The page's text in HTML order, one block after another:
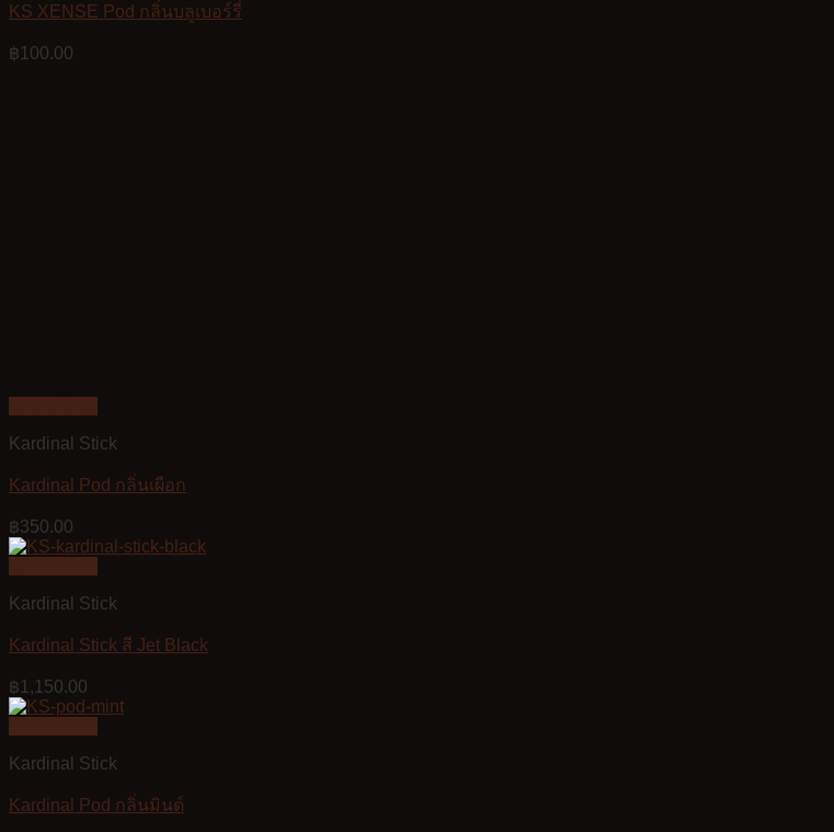
KS XENSE Pod กลิ่นบลูเบอร์รี่
฿100.00
Kardinal Stick
Kardinal Pod กลิ่นเผือก
฿350.00
Kardinal Stick
Kardinal Stick สี Jet Black
฿1,150.00
Kardinal Stick
Kardinal Pod กลิ่นมินต์